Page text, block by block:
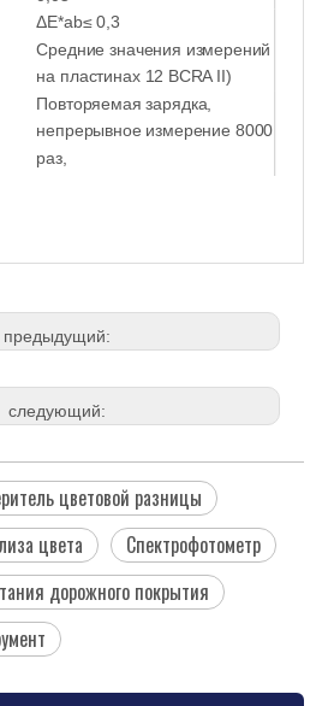
ΔE*ab≤ 0,3
Средние значения измерений
на пластинах 12 BCRA II)
Повторяемая зарядка,
непрерывное измерение 8000
раз,
предыдущий:
следующий:
цветовой разницы
цвета
Спектрофотометр
дорожного покрытия